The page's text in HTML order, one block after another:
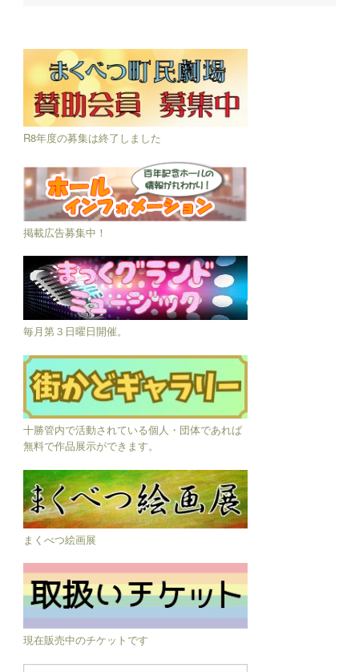
R8年度の募集は終了しました
掲載広告募集中！
毎月第３日曜日開催。
十勝管内で活動されている個人・団体であれば
無料で作品展示ができます。
まくべつ絵画展
現在販売中のチケットです